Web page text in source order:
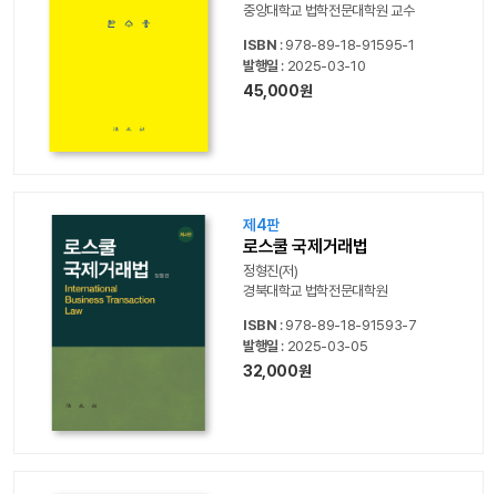
중앙대학교 법학전문대학원 교수
ISBN : 978-89-18-91595-1
발행일 : 2025-03-10
45,000원
제4판
로스쿨 국제거래법
정형진(저)
경북대학교 법학전문대학원
ISBN : 978-89-18-91593-7
발행일 : 2025-03-05
32,000원